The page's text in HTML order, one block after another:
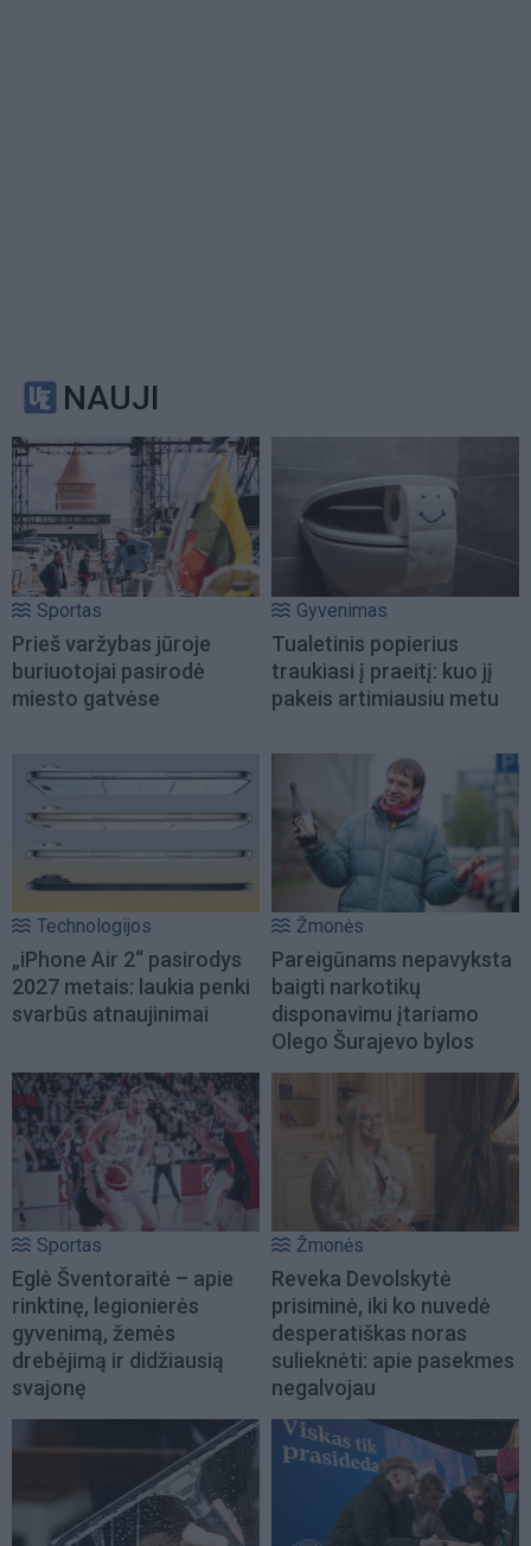
NAUJI
Sportas
Prieš varžybas jūroje
buriuotojai pasirodė
miesto gatvėse
Gyvenimas
Tualetinis popierius
traukiasi į praeitį: kuo jį
pakeis artimiausiu metu
Technologijos
„iPhone Air 2“ pasirodys
2027 metais: laukia penki
svarbūs atnaujinimai
Žmonės
Pareigūnams nepavyksta
baigti narkotikų
disponavimu įtariamo
Olego Šurajevo bylos
Sportas
Eglė Šventoraitė – apie
rinktinę, legionierės
gyvenimą, žemės
drebėjimą ir didžiausią
svajonę
Žmonės
Reveka Devolskytė
prisiminė, iki ko nuvedė
desperatiškas noras
sulieknėti: apie pasekmes
negalvojau